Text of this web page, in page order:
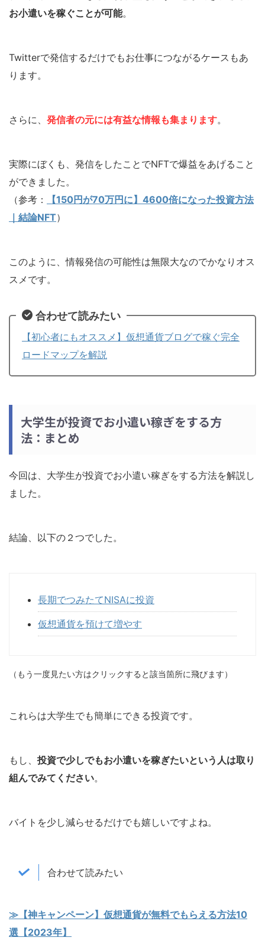
お小遣いを稼ぐことが可能。
Twitterで発信するだけでもお仕事につながるケースもあ
ります。
さらに、 発信者の元には有益な情報も集まります。
実際にぼくも、発信をしたことでNFTで爆益をあげること
ができました。
（参考：
【150円が70万円に】4600倍になった投資方法
｜結論NFT）
このように、情報発信の可能性は無限大なのでかなりオス
スメです。
合わせて読みたい
【初心者にもオススメ】仮想通貨ブログで稼ぐ完全
ロードマップを解説
大学生が投資でお小遣い稼ぎをする方
法：まとめ
今回は、大学生が投資でお小遣い稼ぎをする方法を解説し
ました。
結論、以下の２つでした。
長期でつみたてNISAに投資
仮想通貨を預けて増やす
（もう一度見たい方はクリックすると該当箇所に飛びます）
これらは大学生でも簡単にできる投資です。
もし、 投資で少しでもお小遣いを稼ぎたいという人は取り
組んでみてください。
バイトを少し減らせるだけでも嬉しいですよね。
合わせて読みたい
≫【神キャンペーン】仮想通貨が無料でもらえる方法10
選【2023年】